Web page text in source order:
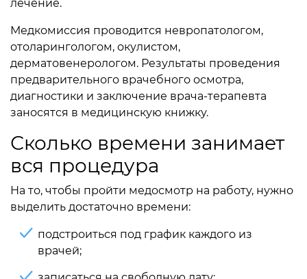
лечение.
Медкомиссия проводится невропатологом,
отоларингологом, окулистом,
дерматовенерологом. Результаты проведения
предварительного врачебного осмотра,
диагностики и заключение врача-терапевта
заносятся в медицинскую книжку.
Сколько времени занимает
вся процедура
На то, чтобы пройти медосмотр на работу, нужно
выделить достаточно времени:
подстроиться под график каждого из
врачей;